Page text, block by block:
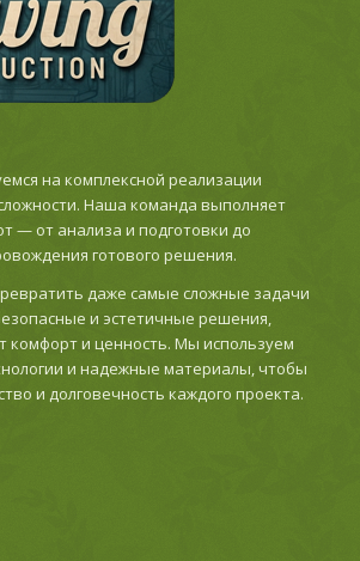
на комплексной реализации
Наша команда выполняет
— от анализа и подготовки до
готового решения.
даже самые сложные задачи
и эстетичные решения,
комфорт и ценность. Мы используем
и надежные материалы, чтобы
и долговечность каждого проекта.